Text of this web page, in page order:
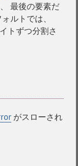
最後の要素だ
ルトでは、
トずつ分割さ
がスローされ